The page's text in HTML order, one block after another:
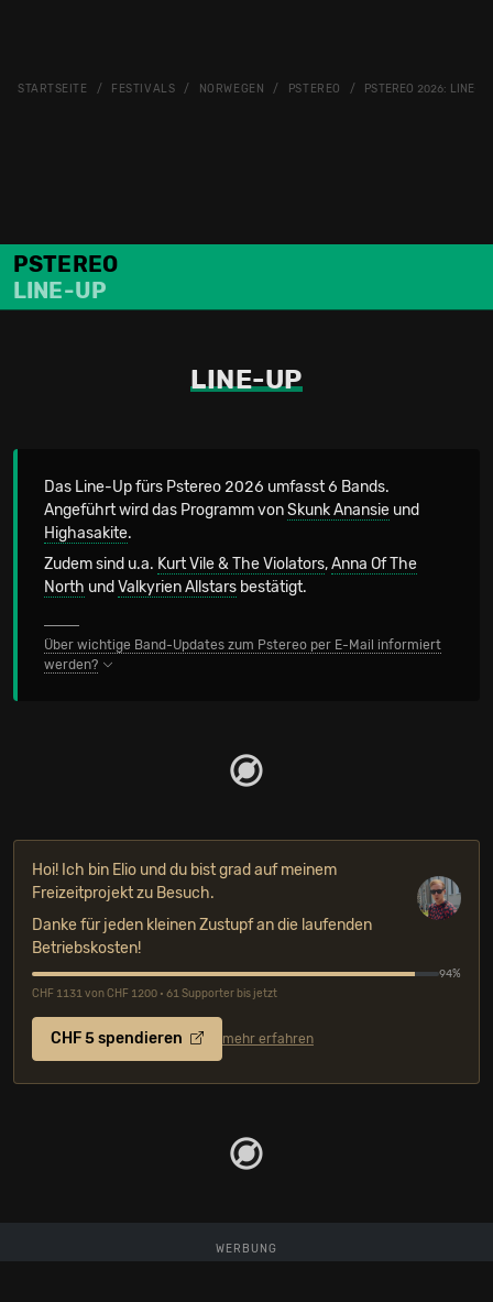
STARTSEITE FESTIVALS NORWEGEN PSTEREO PSTEREO 2026: LINE-
PSTEREO
LINE-UP
LINE-UP
Das Line-Up fürs Pstereo 2026 umfasst 6 Bands.
Angeführt wird das Programm vonSkunk Anansie und
Highasakite.
Zudem sind u.a. Kurt Vile & The Violators,Anna Of The
North und Valkyrien Allstars bestätigt.
Über wichtige Band-Updates zum Pstereo per E-Mail informiert
werden?
Hoi! Ich bin Elio und du bist grad auf meinem
Freizeitprojekt zu Besuch.
Danke für jeden kleinen Zustupf an die laufenden
Betriebskosten!
94%
CHF 1131 von CHF 1200 • 61 Supporter bis jetzt
CHF 5 spendieren mehr erfahren
WERBUNG